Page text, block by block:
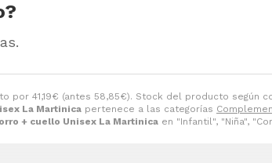
por 41,19€ (antes 58,85€). Stock del producto según
La Martinica pertenece a las categorías
+ cuello Unisex La Martinica en "Infantil", "Niña",